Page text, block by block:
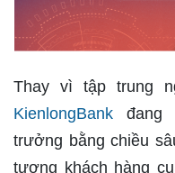
Thay vì tập trung
KienlongBank đang
trưởng bằng chiều
tượng khách hàng